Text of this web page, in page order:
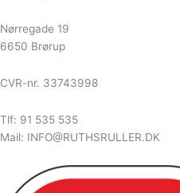
Nørregade 19
6650 Brørup
CVR-nr. 33743998
Tlf: 91 535 535
Mail: INFO@RUTHSRULLER.DK